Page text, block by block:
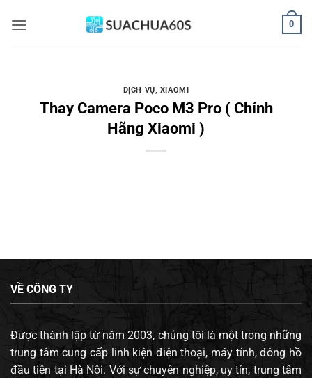
qua
0
DỊCH VỤ, XIAOMI
Thay Camera Poco M3 Pro ( Chính
Hãng Xiaomi )
VỀ CÔNG TY
Được thành lập từ năm 2003, chúng tôi là một trong những
trung tâm cung cấp linh kiện điện thoại, máy tính, đông hồ
đầu tiên tại Hà Nội. Với sự chuyên nghiệp, uy tín, trung tâm